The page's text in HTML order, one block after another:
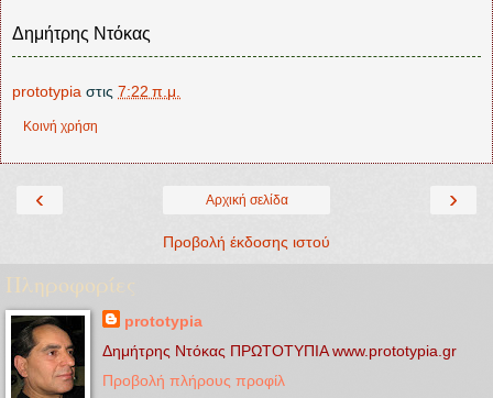
Δημήτρης Ντόκας
prototypia στις 7:22 π.μ.
Κοινή χρήση
‹ ›
Αρχική σελίδα
Προβολή έκδοσης ιστού
Πληροφορίες
prototypia
Δημήτρης Ντόκας ΠΡΩΤΟΤΥΠΙΑ www.prototypia.gr
Προβολή πλήρους προφίλ